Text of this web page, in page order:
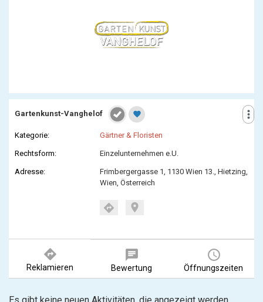
more_vert
Gartenkunst-Vanghelof favorite
Kategorie: Gärtner & Floristen
Rechtsform: Einzelunternehmen e.U.
Adresse:
Frimbergergasse 1, 1130 Wien 13., Hietzing,
Wien, Österreich
directions location_on
directions
Reklamieren
chat
Bewertung
query_builder
Öffnungszeiten